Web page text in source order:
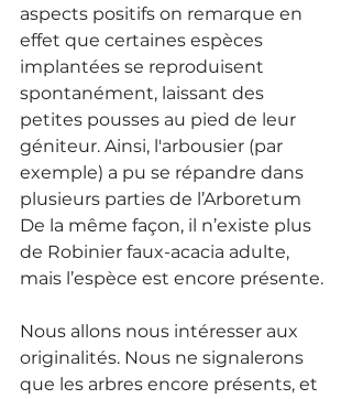
aspects positifs on remarque en
effet que certaines espèces
implantées se reproduisent
spontanément, laissant des
petites pousses au pied de leur
géniteur. Ainsi, l'arbousier (par
exemple) a pu se répandre dans
plusieurs parties de l’Arboretum
De la même façon, il n’existe plus
de Robinier faux-acacia adulte,
mais l’espèce est encore présente.
Nous allons nous intéresser aux
originalités. Nous ne signalerons
que les arbres encore présents, et